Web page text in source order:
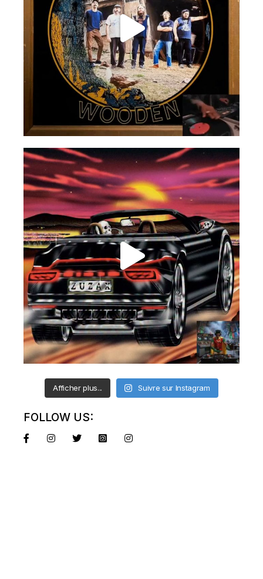
Afficher plus... Suivre sur Instagram
FOLLOW US: